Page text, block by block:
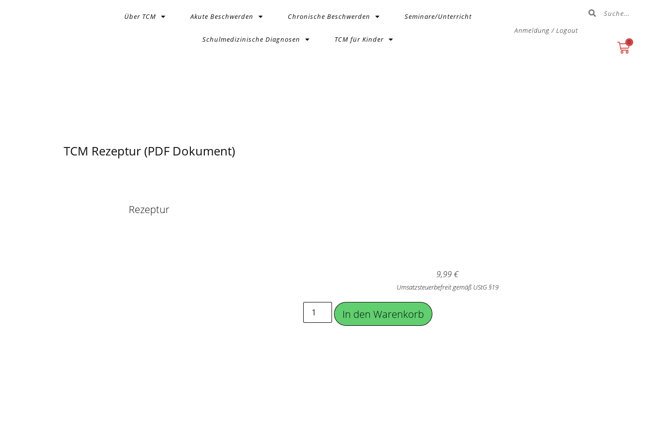
Über TCM Akute Beschwerden Chronische Beschwerden Seminare/Unterricht
Schulmedizinische Diagnosen TCM für Kinder
Anmeldung / Logout
0
TCM Rezeptur (PDF Dokument)
Rezeptur
9,99€
Umsatzsteuerbefreit gemäß UStG §19
In den Warenkorb